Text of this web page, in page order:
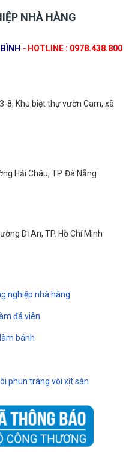
NHÀ HÀNG
- HOTLINE : 0978.438.800
8, Khu biệt thự vườn Cam, xã
Hải Châu, TP. Đà Nẵng
Dĩ An, TP. Hồ Chí Minh
nghiệp nhà hàng
đá viên
bánh
phun tráng vòi xịt sàn